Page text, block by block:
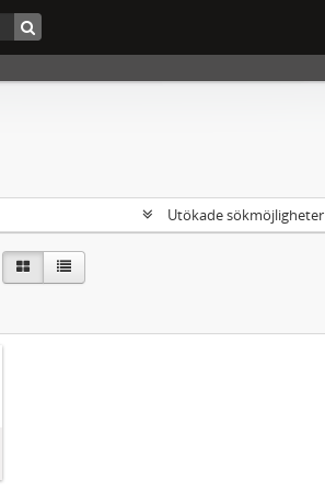
Utökade sökmöjligheter